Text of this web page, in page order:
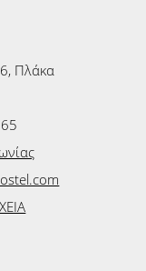
Πλάκα